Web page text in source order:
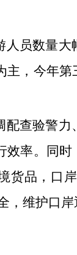
员数量大
主，今年第
配查验警力
效率。同时
货品，口
维护口岸